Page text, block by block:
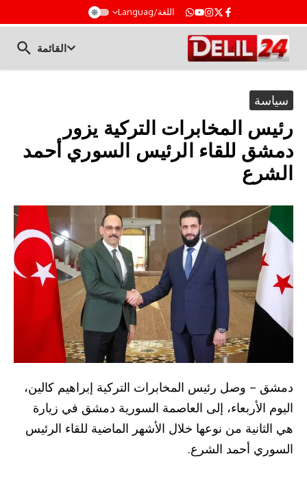
اللغة/Languag
القائمة
سياسة
رئيس المخابرات التركية يزور
دمشق للقاء الرئيس السوري أحمد
الشرع
دمشق – وصل رئيس المخابرات التركية إبراهيم كالين،
اليوم الأربعاء، إلى العاصمة السورية دمشق في زيارة
هي الثانية من نوعها خلال الأشهر الماضية للقاء الرئيس
السوري أحمد الشرع.